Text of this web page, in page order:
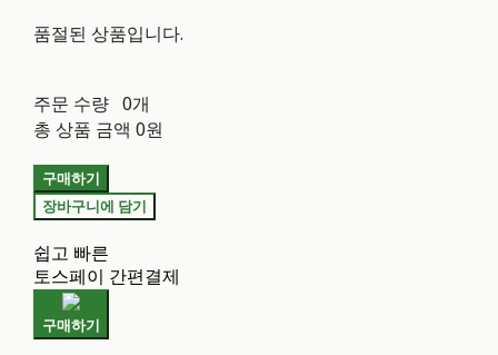
품절된 상품입니다.
주문 수량 0개
총 상품 금액 0원
구매하기
장바구니에 담기
쉽고 빠른
토스페이 간편결제
구매하기